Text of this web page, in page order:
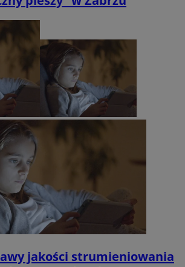
jakości strumieniowania